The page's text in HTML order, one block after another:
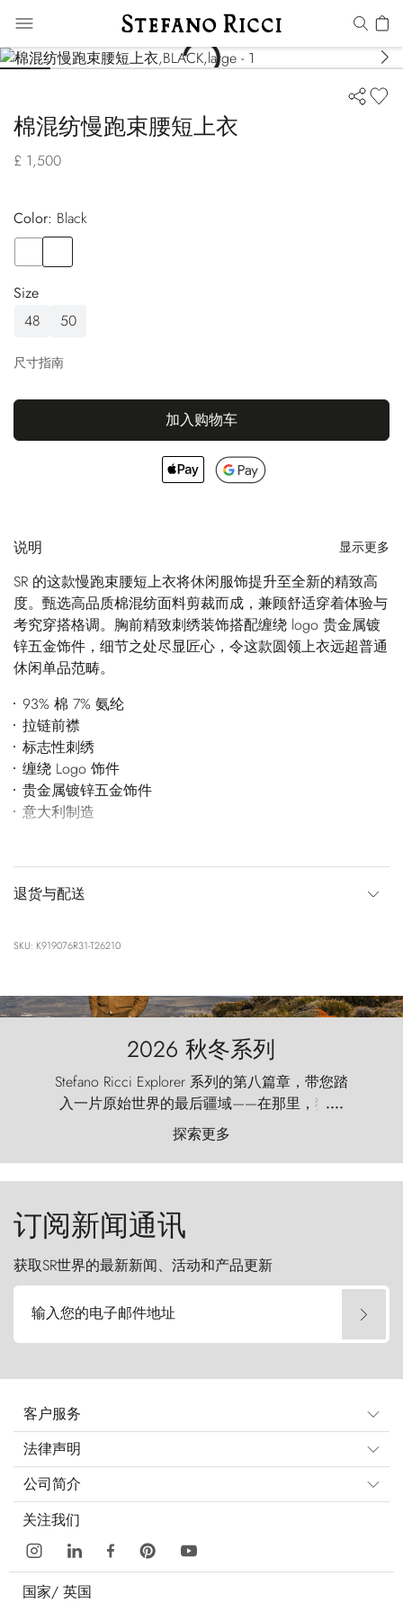
棉混纺慢跑束腰短上衣
£ 1,500
Color:
black
Size
48
50
尺寸指南
加入购物车
说明 显示更多
SR 的这款慢跑束腰短上衣将休闲服饰提升至全新的精致高
度。甄选高品质棉混纺面料剪裁而成，兼顾舒适穿着体验与
考究穿搭格调。胸前精致刺绣装饰搭配缠绕 logo 贵金属镀
锌五金饰件，细节之处尽显匠心，令这款圆领上衣远超普通
休闲单品范畴。
93% 棉 7% 氨纶
拉链前襟
标志性刺绣
缠绕 Logo 饰件
贵金属镀锌五金饰件
意大利制造
退货与配送
SKU: K919076R31-T26210
2026 秋冬系列
Stefano Ricci Explorer 系列的第八篇章，带您踏
入一片原始世界的最后疆域——在那里，狂风
以远古的怒号雕琢着自然，而百内塔（Torres
del Paine）则宛如石砌的哨兵，傲然向苍穹发
起挑战。
....
探索更多
订阅新闻通讯
获取SR世界的最新新闻、活动和产品更新
输入您的电子邮件地址
客户服务
法律声明
公司简介
关注我们
国家/ 英国